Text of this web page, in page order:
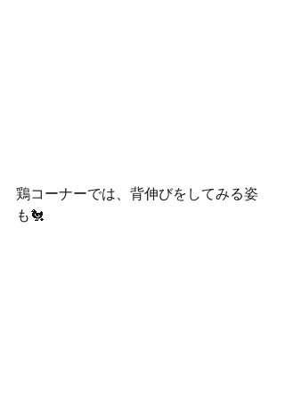
鶏コーナーでは、背伸びをしてみる姿
も🐔